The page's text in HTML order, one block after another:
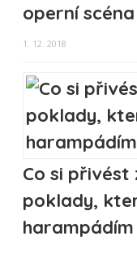
operní
1. 12. 2018
Co si přivést
poklady,
harampádím